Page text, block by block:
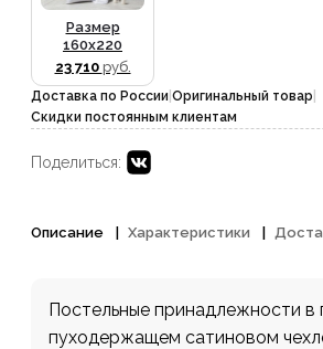
Размер
160x220
23 710 руб.
Доставка по России Оригинальный товар
Скидки постоянным клиентам
Поделиться:
Описание Характеристики
Постельные принадлежности в
пуходержащем сатиновом